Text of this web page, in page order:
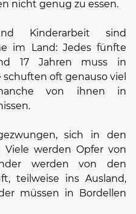
nicht genug zu essen.
Kinderarbeit sind
im Land: Jedes fünfte
17 Jahren muss in
oft genauso viel
von ihnen in
sich in den
Viele werden Opfer von
werden von den
teilweise ins Ausland,
müssen in Bordellen